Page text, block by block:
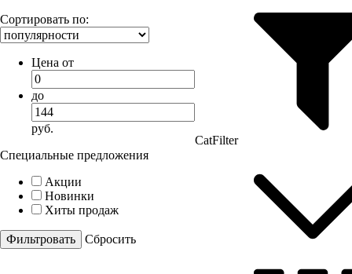
Сортировать по:
Цена от
до
руб.
Специальные предложения
Акции
Новинки
Хиты продаж
Cбросить
CatFilter